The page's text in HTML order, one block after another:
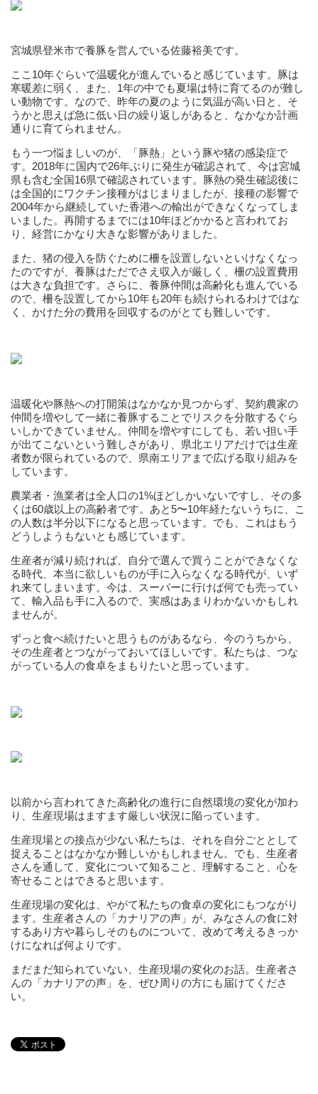
宮城県登米市で養豚を営んでいる佐藤裕美です。
ここ10年ぐらいで温暖化が進んでいると感じています。豚は
寒暖差に弱く、また、1年の中でも夏場は特に育てるのが難し
い動物です。なので、昨年の夏のように気温が高い日と、そ
うかと思えば急に低い日の繰り返しがあると、なかなか計画
通りに育てられません。
もう一つ悩ましいのが、「豚熱」という豚や猪の感染症で
す。2018年に国内で26年ぶりに発生が確認されて、今は宮城
県も含む全国16県で確認されています。豚熱の発生確認後に
は全国的にワクチン接種がはじまりましたが、接種の影響で
2004年から継続していた香港への輸出ができなくなってしま
いました。再開するまでには10年ほどかかると言われてお
り、経営にかなり大きな影響がありました。
また、猪の侵入を防ぐために柵を設置しないといけなくなっ
たのですが、養豚はただでさえ収入が厳しく、柵の設置費用
は大きな負担です。さらに、養豚仲間は高齢化も進んでいる
ので、柵を設置してから10年も20年も続けられるわけではな
く、かけた分の費用を回収するのがとても難しいです。
温暖化や豚熱への打開策はなかなか見つからず、契約農家の
仲間を増やして一緒に養豚することでリスクを分散するぐら
いしかできていません。仲間を増やすにしても、若い担い手
が出てこないという難しさがあり、県北エリアだけでは生産
者数が限られているので、県南エリアまで広げる取り組みを
しています。
農業者・漁業者は全人口の1%ほどしかいないですし、その多
くは60歳以上の高齢者です。あと5〜10年経たないうちに、こ
の人数は半分以下になると思っています。でも、これはもう
どうしようもないとも感じています。
生産者が減り続ければ、自分で選んで買うことができなくな
る時代、本当に欲しいものが手に入らなくなる時代が、いず
れ来てしまいます。今は、スーパーに行けば何でも売ってい
て、輸入品も手に入るので、実感はあまりわかないかもしれ
ませんが。
ずっと食べ続けたいと思うものがあるなら、今のうちから、
その生産者とつながっておいてほしいです。私たちは、つな
がっている人の食卓をまもりたいと思っています。
以前から言われてきた高齢化の進行に自然環境の変化が加わ
り、生産現場はますます厳しい状況に陥っています。
生産現場との接点が少ない私たちは、それを自分ごととして
捉えることはなかなか難しいかもしれません。でも、生産者
さんを通して、変化について知ること、理解すること、心を
寄せることはできると思います。
生産現場の変化は、やがて私たちの食卓の変化にもつながり
ます。生産者さんの「カナリアの声」が、みなさんの食に対
するあり方や暮らしそのものについて、改めて考えるきっか
けになれば何よりです。
まだまだ知られていない、生産現場の変化のお話。生産者さ
んの「カナリアの声」を、ぜひ周りの方にも届けてくださ
い。